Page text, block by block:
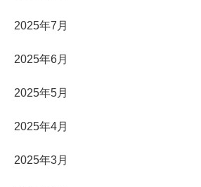
2025年7月
2025年6月
2025年5月
2025年4月
2025年3月